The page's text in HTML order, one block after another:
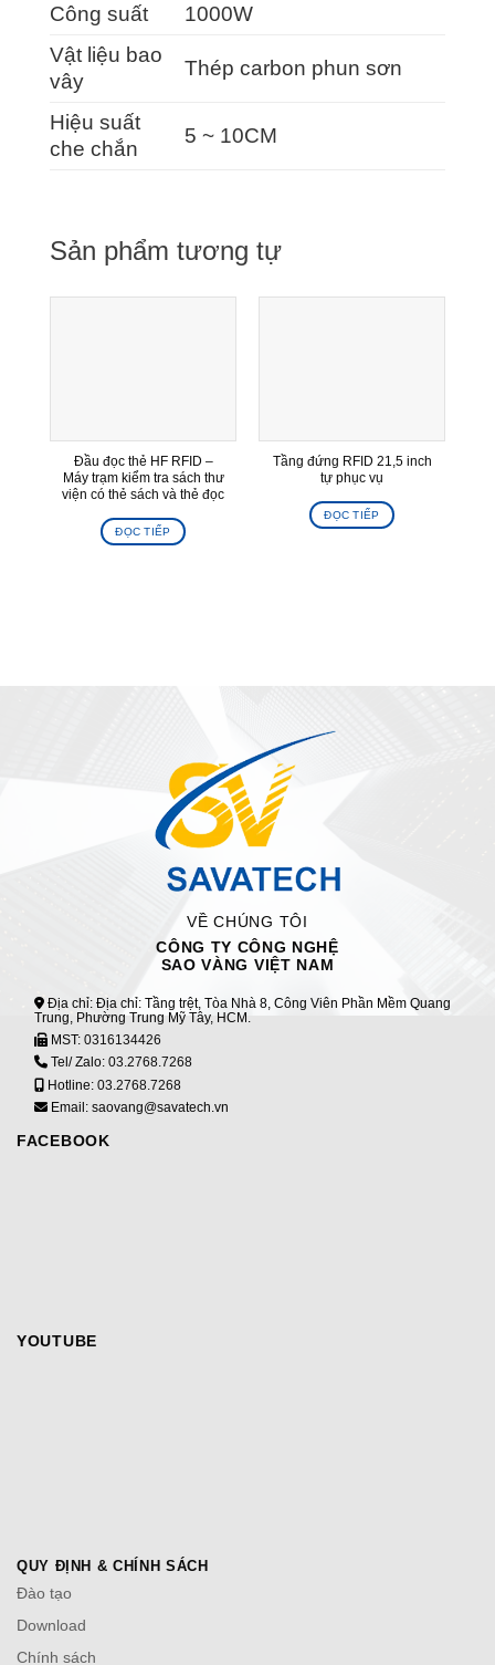
Công suất
1000W
Vật liệu bao
vây
Thép carbon phun sơn
Hiệu suất
che chắn
5 ~ 10CM
Sản phẩm tương tự
Đầu đọc thẻ HF RFID –
Máy trạm kiểm tra sách thư
viện có thẻ sách và thẻ đọc
ĐỌC TIẾP
Tầng đứng RFID 21,5 inch
tự phục vụ
ĐỌC TIẾP
VỀ CHÚNG TÔI
CÔNG TY CÔNG NGHỆ
SAO VÀNG VIỆT NAM
Địa chỉ: Địa chỉ: Tầng trệt, Tòa Nhà 8, Công Viên Phần Mềm Quang
Trung, Phường Trung Mỹ Tây, HCM.
MST: 0316134426
Tel/ Zalo: 03.2768.7268
Hotline: 03.2768.7268
Email: saovang@savatech.vn
FACEBOOK
YOUTUBE
QUY ĐỊNH & CHÍNH SÁCH
Đào tạo
Download
Chính sách